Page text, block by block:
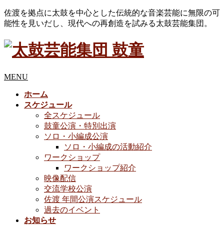
佐渡を拠点に太鼓を中心とした伝統的な音楽芸能に無限の可
能性を見いだし、現代への再創造を試みる太鼓芸能集団。
MENU
ホーム
スケジュール
全スケジュール
鼓童公演・特別出演
ソロ・小編成公演
ソロ・小編成の活動紹介
ワークショップ
ワークショップ紹介
映像配信
交流学校公演
佐渡 年間公演スケジュール
過去のイベント
お知らせ